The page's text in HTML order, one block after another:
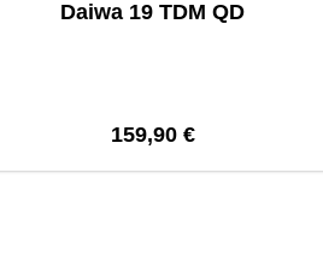
Daiwa 19 TDM QD
Regulärer Preis:
159,90 €